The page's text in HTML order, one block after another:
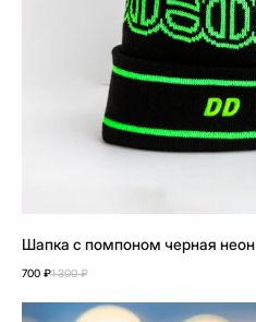
Шапка с помпоном черная неон
700 ₽1 300 ₽